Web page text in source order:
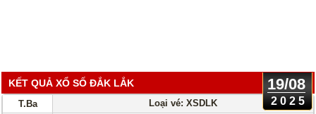
KẾT QUẢ XỔ SỐ ĐẮK LẮK 19/08
2025
T.Ba Loại vé: XSDLK